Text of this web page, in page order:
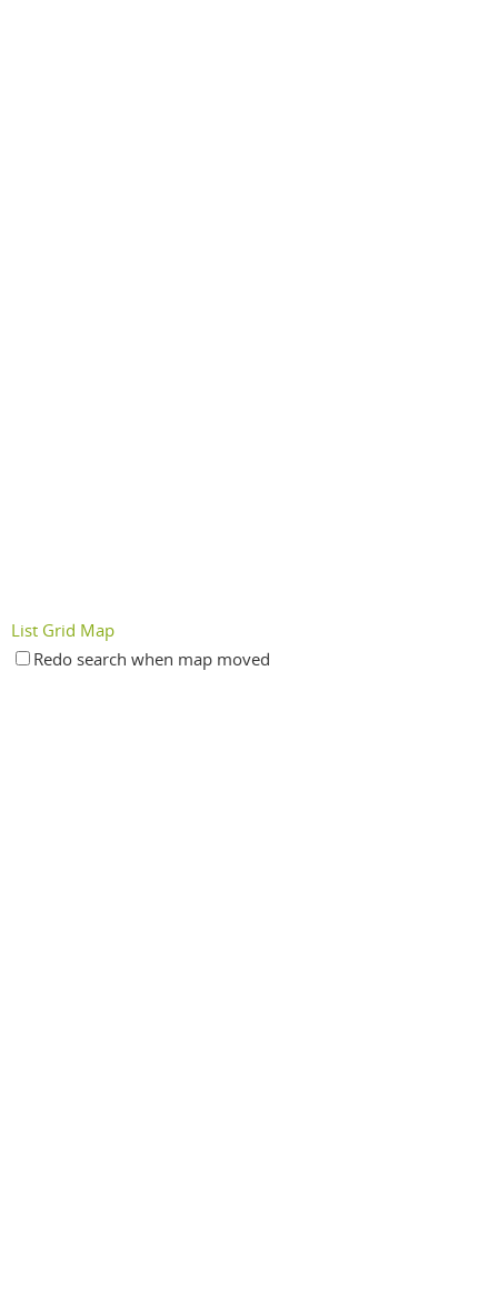
List Grid Map
Redo search when map moved